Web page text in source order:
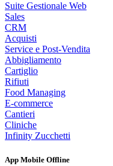
Suite Gestionale Web
Sales
CRM
Acquisti
Service e Post-Vendita
Abbigliamento
Cartiglio
Rifiuti
Food Managing
E-commerce
Cantieri
Cliniche
Infinity Zucchetti
App Mobile Offline